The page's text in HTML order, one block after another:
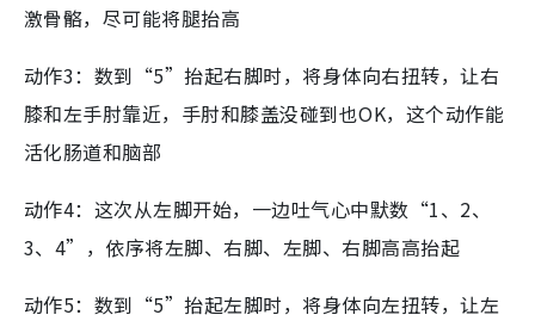
激骨骼，尽可能将腿抬高
动作3：数到“5”抬起右脚时，将身体向右扭转，让右
膝和左手肘靠近，手肘和膝盖没碰到也OK，这个动作能
活化肠道和脑部
动作4：这次从左脚开始，一边吐气心中默数“1、2、
3、4”，依序将左脚、右脚、左脚、右脚高高抬起
动作5：数到“5”抬起左脚时，将身体向左扭转，让左